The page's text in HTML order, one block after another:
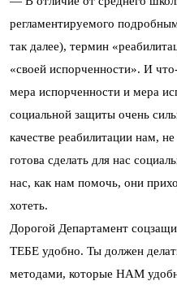
регламентируемого
так далее), термин
«своей испорченности». И
мера испорченности и мера
социальной защиты очень
качестве реабилитации нам,
готова сделать для нас
нас, как нам помочь, они
хотеть.
Дорогой Департамент
ТЕБЕ удобно. Ты должен
методами, которые НАМ